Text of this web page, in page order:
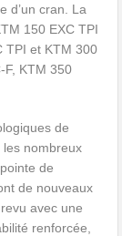
d’un cran. La
150 EXC TPI
TPI et KTM 300
F, KTM 350
de
nombreux
de
de nouveaux
avec une
renforcée,